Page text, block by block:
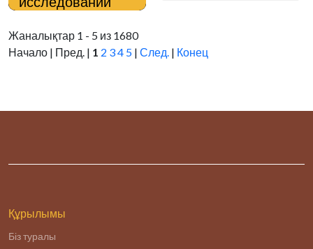
Института
политологии и
религиоведения
информационному
вопросам
Жаналықтар 1 - 5 из 1680
Начало | Пред. | 1 2 34 5 | След. | Конец
Құрылымы
Біз туралы